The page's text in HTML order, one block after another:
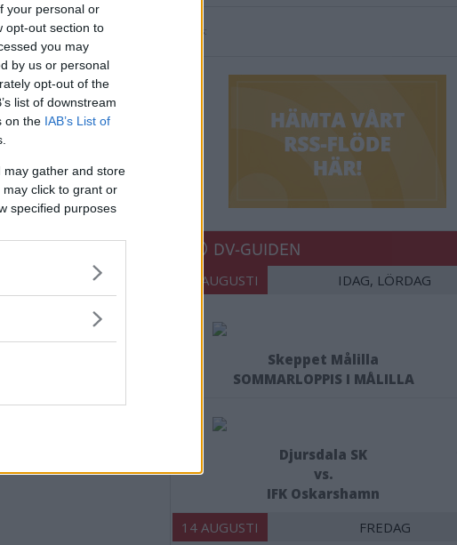
your personal or
opt-out section to
you may
by us or personal
opt-out of the
list of downstream
on the IAB’s List of
may gather and store
click to grant or
specified purposes
Annons:
DV-GUIDEN
08 AUGUSTI IDAG, LÖRDAG
Skeppet Målilla
SOMMARLOPPIS I MÅLILLA
Djursdala SK
vs.
IFK Oskarshamn
14 AUGUSTI FREDAG